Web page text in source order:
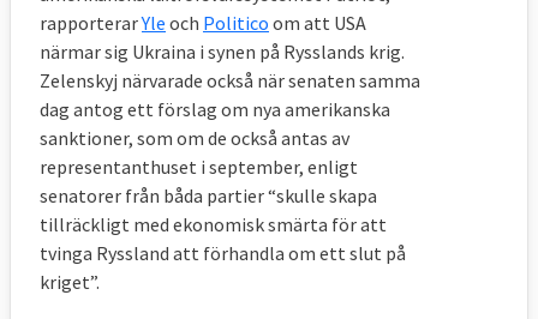
rapporterarYle och Politico om att USA
närmar sig Ukraina i synen på Rysslands krig.
Zelenskyj närvarade också när senaten samma
dag antog ett förslag om nya amerikanska
sanktioner, som om de också antas av
representanthuset i september, enligt
senatorer från båda partier “skulle skapa
tillräckligt med ekonomisk smärta för att
tvinga Ryssland att förhandla om ett slut på
kriget”.